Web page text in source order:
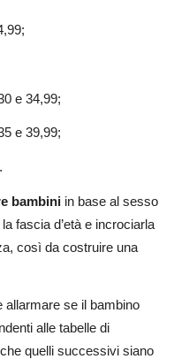
e 34,99;
e 39,99;
bambini in base al sesso
fascia d’età e incrociarla
così da costruire una
allarmare se il bambino
alle tabelle di
quelli successivi siano